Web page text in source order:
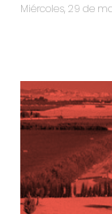
miércoles, 29 de